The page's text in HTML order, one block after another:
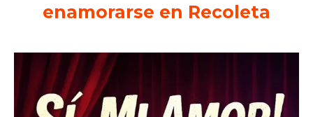
enamorarse en Recoleta